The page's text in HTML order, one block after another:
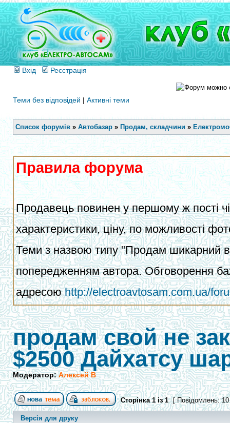
Вхід Реєстрація
Теми без відповідей | Активні теми
Список форумів » Автобазар » Продам, складчини »
Правила форума
Продавець повинен у першому ж пості
характеристики, ціну, по можливості
Теми з назвою типу "Продам шикарний
попередженням автора. Обговорення
адресоюhttp://electroavtosam.com.ua/
продам свой не
$2500 Дайхатсу
Модератор:Алексей В
Сторінка1із1 [ Повідомлень:
Версія для друку